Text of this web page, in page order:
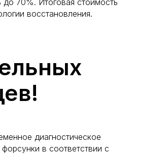
70%. Итоговая стоимость
восстановления.
диагностическое
в соответствии с